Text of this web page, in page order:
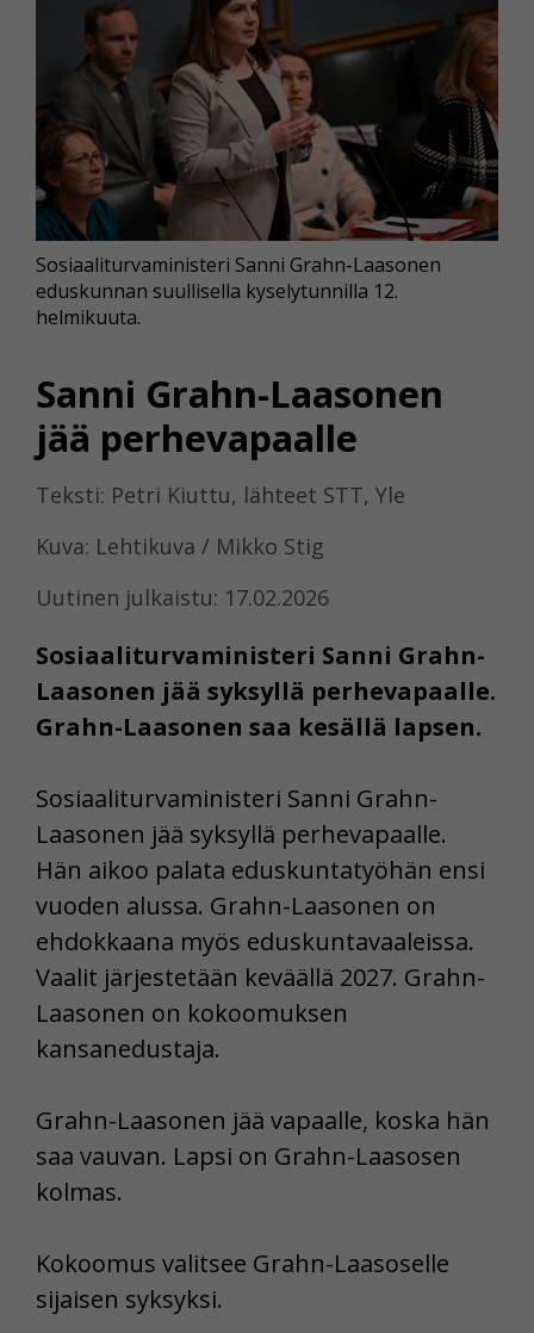
Sanni Grahn-Laasonen
jää perhevapaalle
Teksti: Petri Kiuttu, lähteet STT, Yle
Kuva: Lehtikuva / Mikko Stig
Uutinen julkaistu: 17.02.2026
Sosiaaliturvaministeri Sanni Grahn-
Laasonen jää syksyllä perhevapaalle.
Grahn-Laasonen saa kesällä lapsen.
Sosiaaliturvaministeri Sanni Grahn-Laasonen
eduskunnan suullisella kyselytunnilla 12.
helmikuuta.
Sosiaaliturvaministeri Sanni Grahn-
Laasonen jää syksyllä perhevapaalle.
Hän aikoo palata eduskuntatyöhän ensi
vuoden alussa. Grahn-Laasonen on
ehdokkaana myös eduskuntavaaleissa.
Vaalit järjestetään keväällä 2027. Grahn-
Laasonen on kokoomuksen
kansanedustaja.
Grahn-Laasonen jää vapaalle, koska hän
saa vauvan. Lapsi on Grahn-Laasosen
kolmas.
Kokoomus valitsee Grahn-Laasoselle
sijaisen syksyksi.